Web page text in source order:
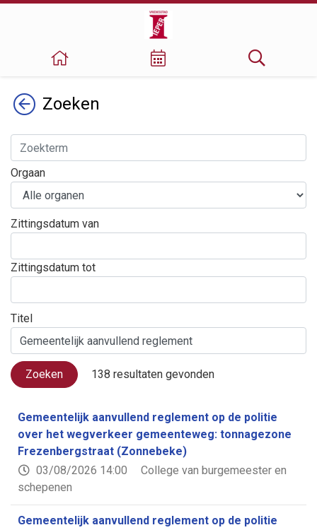
TerugZoeken
Orgaan
Zittingsdatum van
Zittingsdatum tot
Titel
Zoeken 138 resultaten gevonden
Gemeentelijk aanvullend reglement op de politie
over het wegverkeer gemeenteweg: tonnagezone
Frezenbergstraat (Zonnebeke)
03/08/2026 14:00
College van burgemeester en
schepenen
Gemeentelijk aanvullend reglement op de politie